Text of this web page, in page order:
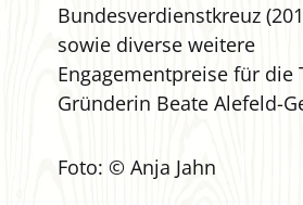
Bundesverdienstkreuz
sowie diverse weitere
Engagementpreise für die
Gründerin Beate Alefeld-
Foto: © Anja Jahn